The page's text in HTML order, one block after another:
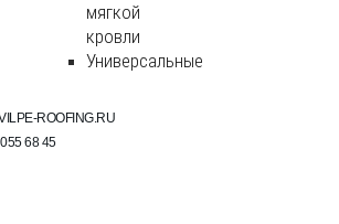
мягкой
кровли
Универсальные
ROOFING.RU
68 45